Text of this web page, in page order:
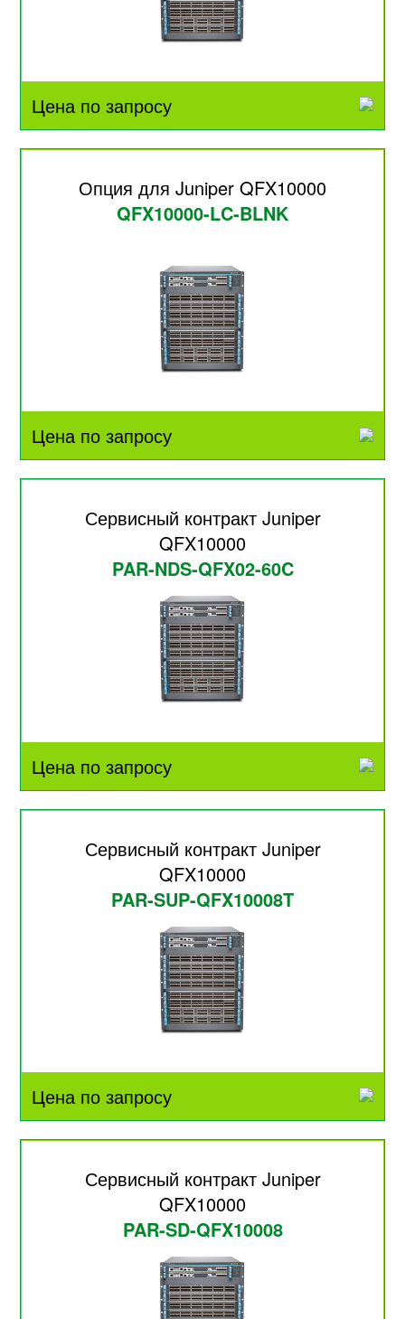
Цена по запросу
Опция для Juniper QFX10000
QFX10000-LC-BLNK
Цена по запросу
Сервисный контракт Juniper
QFX10000
PAR-NDS-QFX02-60C
Цена по запросу
Сервисный контракт Juniper
QFX10000
PAR-SUP-QFX10008T
Цена по запросу
Сервисный контракт Juniper
QFX10000
PAR-SD-QFX10008